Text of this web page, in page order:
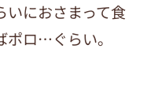
におさまって食
ポロ…ぐらい。